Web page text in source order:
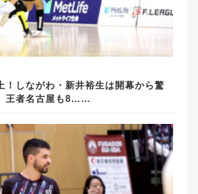
！しながわ・新井裕生は開幕から驚
王者名古屋も8……